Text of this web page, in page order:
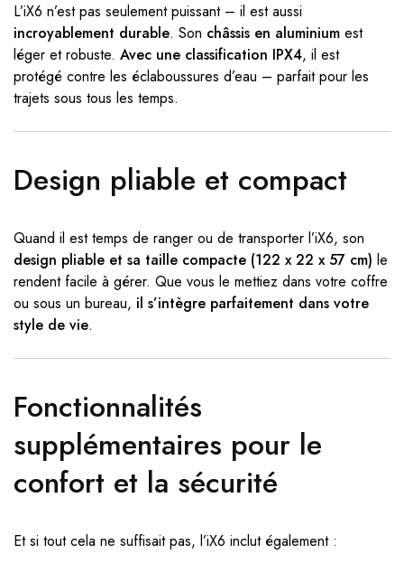
L’iX6 n’est pas seulement puissant – il est aussi
incroyablement durable. Son châssis en aluminium est
léger et robuste. Avec une classification IPX4, il est
protégé contre les éclaboussures d’eau – parfait pour les
trajets sous tous les temps.
Design pliable et compact
Quand il est temps de ranger ou de transporter l’iX6, son
design pliable et sa taille compacte (122 x 22 x 57 cm) le
rendent facile à gérer. Que vous le mettiez dans votre coffre
ou sous un bureau, il s’intègre parfaitement dans votre
style de vie.
Fonctionnalités
supplémentaires pour le
confort et la sécurité
Et si tout cela ne suffisait pas, l’iX6 inclut également :